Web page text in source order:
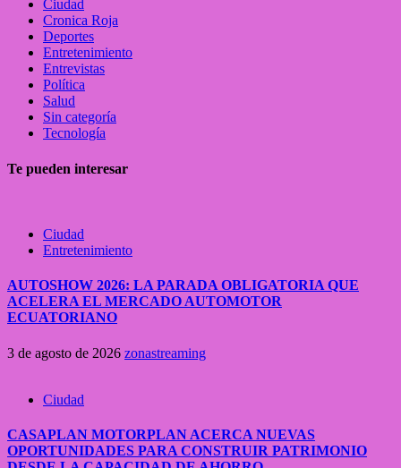
Ciudad
Cronica Roja
Deportes
Entretenimiento
Entrevistas
Política
Salud
Sin categoría
Tecnología
Te pueden interesar
Ciudad
Entretenimiento
AUTOSHOW 2026: LA PARADA OBLIGATORIA QUE
ACELERA EL MERCADO AUTOMOTOR
ECUATORIANO
3 de agosto de 2026 zonastreaming
Ciudad
CASAPLAN MOTORPLAN ACERCA NUEVAS
OPORTUNIDADES PARA CONSTRUIR PATRIMONIO